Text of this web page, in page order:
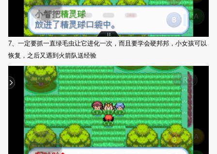
7、一定要抓一直绿毛虫让它进化一次，而且要学会硬邦邦，小女孩可以
恢复，之后又遇到火箭队送经验